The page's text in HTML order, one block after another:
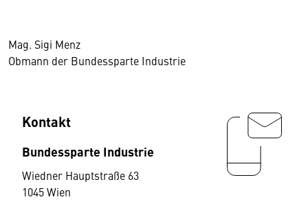
Mag. Sigi Menz
Obmann der Bundessparte Industrie
Kontakt
Bundessparte Industrie
Wiedner Hauptstraße 63
1045 Wien